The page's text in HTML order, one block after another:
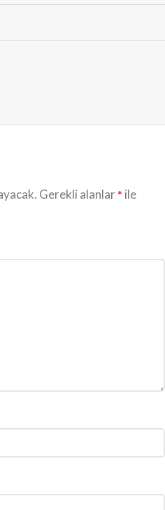
Gerekli alanlar* ile